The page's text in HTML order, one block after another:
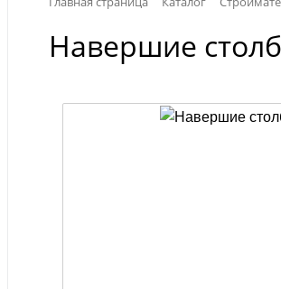
Навершие